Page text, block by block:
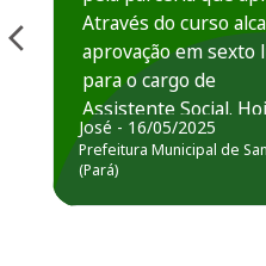
Através do curso
aprovação em sexto
para o cargo de
Assistente Social.
estou atuando na
Prefeitura de
José - 16/05/2025
Prefeitura Municipal de
(Pará)